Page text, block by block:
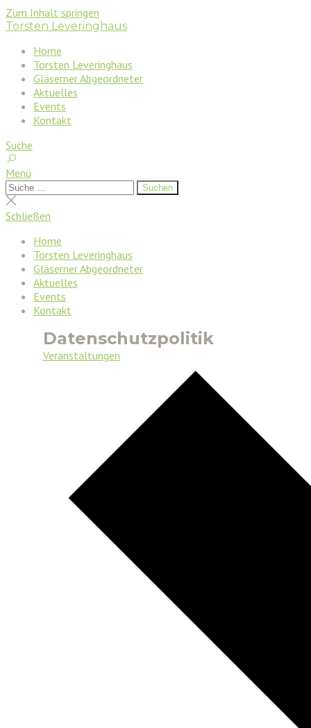
Zum Inhalt springen
Torsten Leveringhaus
Home
Torsten Leveringhaus
Gläserner Abgeordneter
Aktuelles
Events
Kontakt
Suche
Menü
Suchen
nach:
Suchen
Suche
schließen
Schließen
Home
Torsten Leveringhaus
Gläserner Abgeordneter
Aktuelles
Events
Kontakt
Datenschutzpolitik
Veranstaltungen